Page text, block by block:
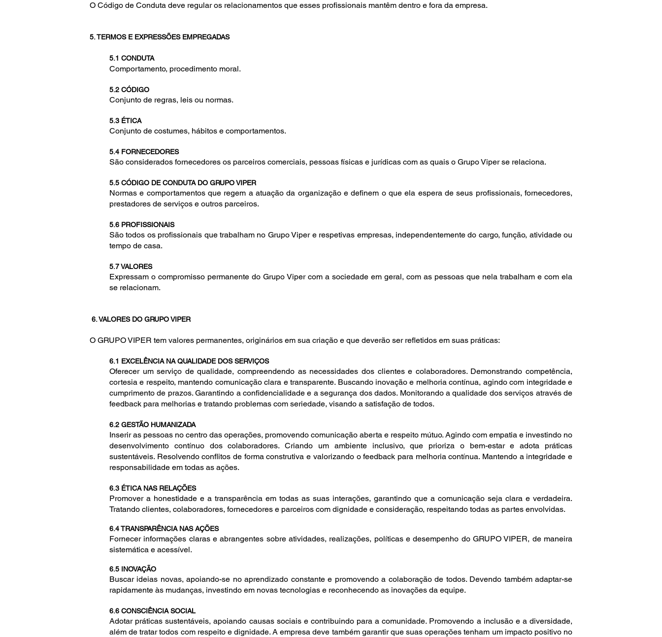
O Código de Conduta deve regular os relacionamentos que esses profissionais mantêm dentro e fora da empresa.
5. TERMOS E EXPRESSÕES EMPREGADAS
5.1 CONDUTA
Comportamento, procedimento moral.
5.2 CÓDIGO
Conjunto de regras, leis ou normas.
5.3 ÉTICA
Conjunto de costumes, hábitos e comportamentos.
5.4 FORNECEDORES
São considerados fornecedores os parceiros comerciais, pessoas físicas e jurídicas com as quais o Grupo Viper se relaciona.
5.5 CÓDIGO DE CONDUTA DO GRUPO VIPER
Normas e comportamentos que regem a atuação da organização e definem o que ela espera de seus profissionais, fornecedores,
prestadores de serviços e outros parceiros.
5.6 PROFISSIONAIS
São todos os profissionais que trabalham no Grupo Viper e respetivas empresas, independentemente do cargo, função, atividade ou
tempo de casa.
5.7 VALORES
Expressam o compromisso permanente do Grupo Viper com a sociedade em geral, com as pessoas que nela trabalham e com ela
se relacionam.
6. VALORES DO GRUPO VIPER
O GRUPO VIPER tem valores permanentes, originários em sua criação e que deverão ser refletidos em suas práticas:
6.1 EXCELÊNCIA NA QUALIDADE DOS SERVIÇOS
Oferecer um serviço de qualidade, compreendendo as necessidades dos clientes e colaboradores. Demonstrando competência,
cortesia e respeito, mantendo comunicação clara e transparente. Buscando inovação e melhoria contínua, agindo com integridade e
cumprimento de prazos. Garantindo a confidencialidade e a segurança dos dados. Monitorando a qualidade dos serviços através de
feedback para melhorias e tratando problemas com seriedade, visando a satisfação de todos.
6.2 GESTÃO HUMANIZADA
Inserir as pessoas no centro das operações, promovendo comunicação aberta e respeito mútuo. Agindo com empatia e investindo no
desenvolvimento contínuo dos colaboradores. Criando um ambiente inclusivo, que prioriza o bem-estar e adota práticas
sustentáveis. Resolvendo conflitos de forma construtiva e valorizando o feedback para melhoria contínua. Mantendo a integridade e
responsabilidade em todas as ações.
6.3 ÉTICA NAS RELAÇÕES
Promover a honestidade e a transparência em todas as suas interações, garantindo que a comunicação seja clara e verdadeira.
Tratando clientes, colaboradores, fornecedores e parceiros com dignidade e consideração, respeitando todas as partes envolvidas.
6.4 TRANSPARÊNCIA NAS AÇÕES
Fornecer informações claras e abrangentes sobre atividades, realizações, políticas e desempenho do GRUPO VIPER, de maneira
sistemática e acessível.
6.5 INOVAÇÃO
Buscar ideias novas, apoiando-se no aprendizado constante e promovendo a colaboração de todos. Devendo também adaptar-se
rapidamente às mudanças, investindo em novas tecnologias e reconhecendo as inovações da equipe.
6.6 CONSCIÊNCIA SOCIAL
Adotar práticas sustentáveis, apoiando causas sociais e contribuindo para a comunidade. Promovendo a inclusão e a diversidade,
além de tratar todos com respeito e dignidade. A empresa deve também garantir que suas operações tenham um impacto positivo no